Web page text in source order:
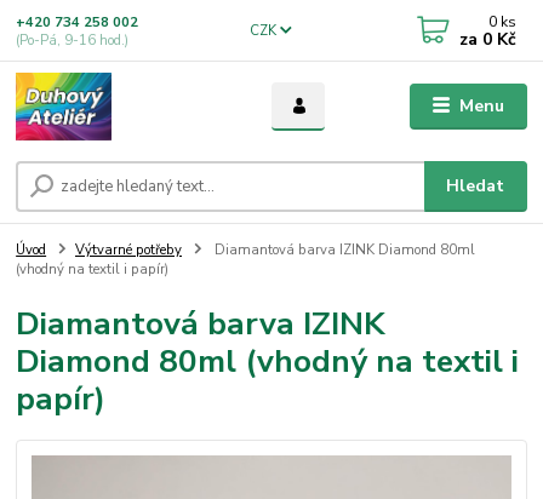
Menu
CZK
Hledat
+420 734 258 002
(Po-Pá, 9-16 hod.)
0 ks
za 0 Kč
Úvod Výtvarné potřeby
Diamantová barva IZINK Diamond 80ml
(vhodný na textil i papír)
Diamantová barva IZINK
Diamond 80ml (vhodný na textil i
papír)